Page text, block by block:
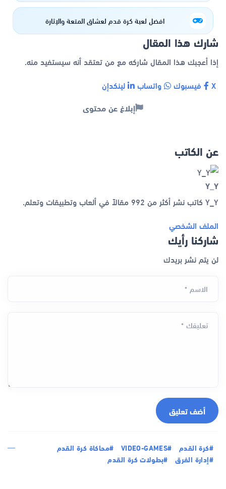
افضل لعبة كرة قدم لعشاق المتعة والإثارة
شارك هذا المقال
إذا أعجبك هذا المقال شاركه مع من تعتقد أنه سيستفيد منه.
فيسبوك واتساب لينكدإن
إبلاغ عن محتوى
عن الكاتب
Y_Y
Y_Y كاتب نشر أكثر من 992 مقالاً في ألعاب وتطبيقات وتعلم.
الملف الشخصي
شاركنا رأيك
لن يتم نشر بريدك
الاسم *
تعليقك *
أضف تعليق
#كرة القدم #VIDEO-GAMES
#محاكاة كرة القدم
#إدارة الفرق
#بطولات كرة القدم